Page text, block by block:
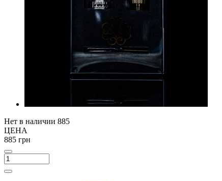
Нет в наличии 885
ЦЕНА
885 грн